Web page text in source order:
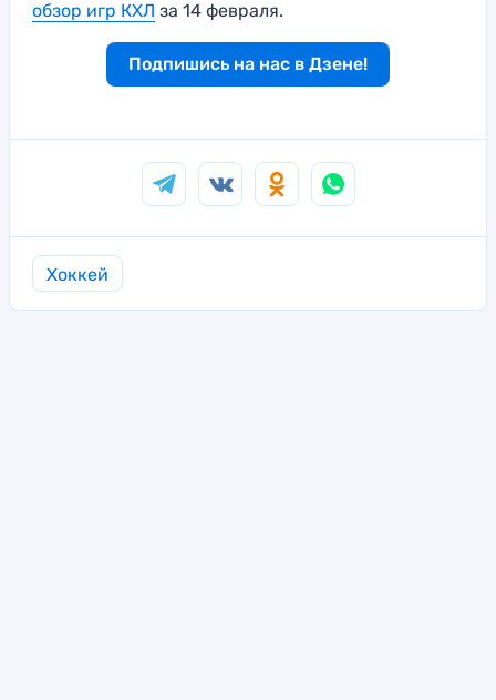
обзор игр КХЛ за 14 февраля.
Подпишись на нас в Дзене!
Хоккей